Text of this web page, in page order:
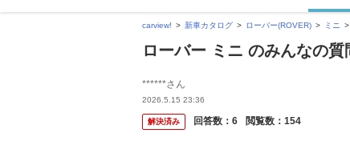
carview! 新車カタログ ローバー(ROVER) ミニ
ローバー ミニ のみんなの質
******さん
2026.5.15 23:36
解決済み 回答数： 6 閲覧数： 154